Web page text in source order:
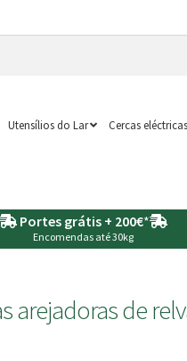
Utensílios do Lar Cercas eléctricas
Portes grátis + 200€*
Encomendas até 30kg
arejadoras de